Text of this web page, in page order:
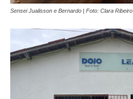
Sensei Jualisson e Bernardo | Foto: Clara Ribeiro